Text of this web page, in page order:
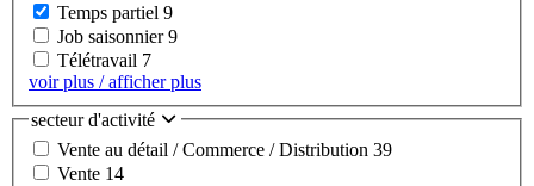
Temps partiel 9
Job saisonnier9
Télétravail 7
voir plus / afficher plus
secteur d'activité
Vente au détail / Commerce / Distribution 39
Vente 14